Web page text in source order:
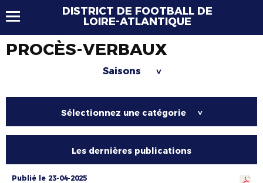
DISTRICT DE FOOTBALL DE
LOIRE-ATLANTIQUE
PROCÈS-VERBAUX
Saisons >
Sélectionnez une catégorie >
Les dernières publications
Publié le 23-04-2025